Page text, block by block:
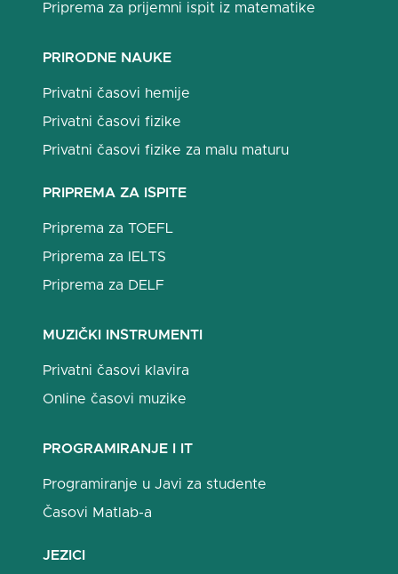
Priprema za prijemni ispit iz matematike
PRIRODNE NAUKE
Privatni časovi hemije
Privatni časovi fizike
Privatni časovi fizike za malu maturu
PRIPREMA ZA ISPITE
Priprema za TOEFL
Priprema za IELTS
Priprema za DELF
MUZIČKI INSTRUMENTI
Privatni časovi klavira
Online časovi muzike
PROGRAMIRANJE I IT
Programiranje u Javi za studente
Časovi Matlab-a
JEZICI